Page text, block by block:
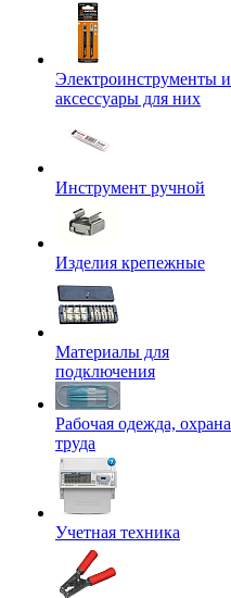
Электроинструменты и
аксессуары для них
Инструмент ручной
Изделия крепежные
Материалы для
подключения
Рабочая одежда, охрана
труда
Учетная техника